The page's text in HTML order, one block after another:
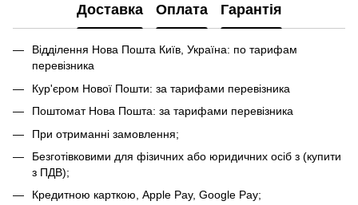
Доставка Оплата Гарантія
Відділення Нова Пошта Київ, Україна: по тарифам
перевізника
Кур'єром Нової Пошти: за тарифами перевізника
Поштомат Нова Пошта: за тарифами перевізника
При отриманні замовлення;
Безготівковими для фізичних або юридичних осіб з (купити
з ПДВ);
Кредитною карткою, Apple Pay, Google Pay;